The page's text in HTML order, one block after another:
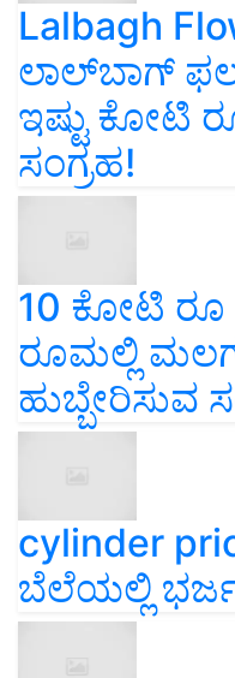
Lalbagh
ಲಾಲ್‌ಬಾಗ್
ಇಷ್ಟು ಕೋಟಿ
ಸಂಗ್ರಹ!
10 ಕೋಟಿ
ರೂಮಲ್ಲಿ
ಹುಬ್ಬೇರಿಸುವ
cylinder
ಬೆಲೆಯಲ್ಲಿ